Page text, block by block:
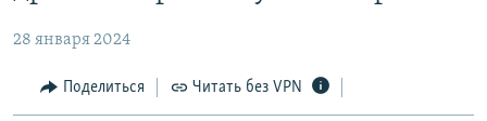
основному
Вернутся
АВТОРСКИЕ ПРОЕКТЫ
ЦИТАТЫ СВОБОДЫ
МНЕНИЯ
28 января 2024
Поделиться Читать без VPN